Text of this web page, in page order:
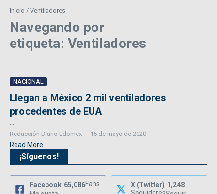
Inicio / Ventiladores
Navegando por
etiqueta: Ventiladores
NACIONAL
Llegan a México 2 mil ventiladores
procedentes de EUA
...
Redacción Diario Edomex 15 de mayo de 2020
Read More
¡Síguenos!
Facebook 65,086Fans
X (Twitter) 1,248